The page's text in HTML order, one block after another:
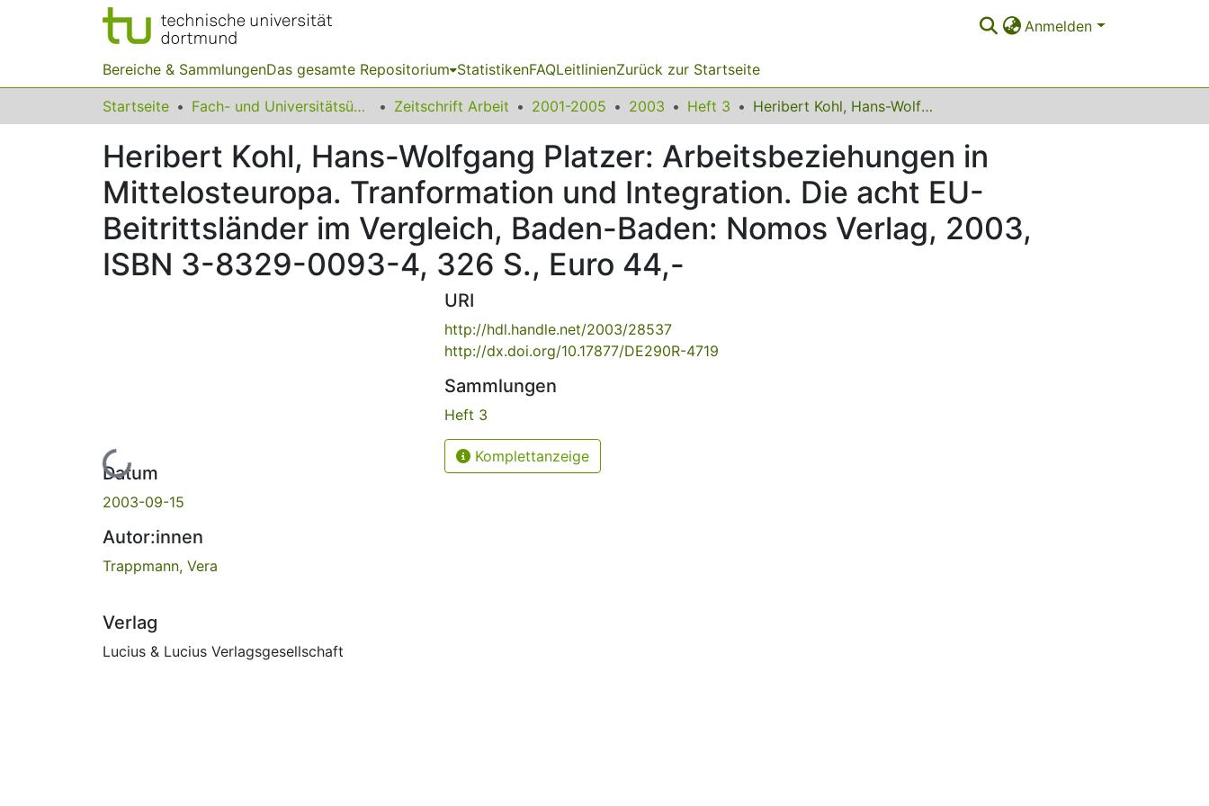
Anmelden
Bereiche & SammlungenDas gesamte Repositorium StatistikenFAQLeitlinienZurück zur Startseite
Startseite Fach- und Universitätsübergreifendes Zeitschrift Arbeit 2001-2005 2003 Heft 3 Heribert Kohl, Hans-Wolfgang Platzer: Arbeitsbeziehungen in Mittelosteuropa. Tranformation und Integration. Die acht EU-Beitrittsländer im Vergleich, Baden-Baden: Nomos Verlag, 2003, ISBN 3-8329-0093-4, 326 S., Euro 44,-
Heribert Kohl, Hans-Wolfgang Platzer: Arbeitsbeziehungen in
Mittelosteuropa. Tranformation und Integration. Die acht EU-
Beitrittsländer im Vergleich, Baden-Baden: Nomos Verlag, 2003,
ISBN 3-8329-0093-4, 326 S., Euro 44,-
Lade...
Datum
2003-09-15
Autor:innen
Trappmann, Vera
Verlag
Lucius & Lucius Verlagsgesellschaft
URI
http://hdl.handle.net/2003/28537
http://dx.doi.org/10.17877/DE290R-4719
Sammlungen
Heft 3
Komplettanzeige